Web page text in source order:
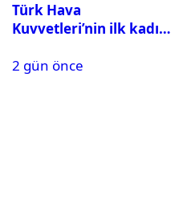
Türk Hava
Kuvvetleri’nin ilk kadın
Karapınar hakkında
2 gün önce